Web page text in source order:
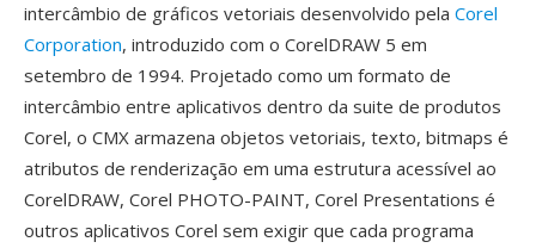
intercâmbio de gráficos vetoriais desenvolvido pela Corel
Corporation, introduzido com o CorelDRAW 5 em
setembro de 1994. Projetado como um formato de
intercâmbio entre aplicativos dentro da suite de produtos
Corel, o CMX armazena objetos vetoriais, texto, bitmaps é
atributos de renderização em uma estrutura acessível ao
CorelDRAW, Corel PHOTO-PAINT, Corel Presentations é
outros aplicativos Corel sem exigir que cada programa